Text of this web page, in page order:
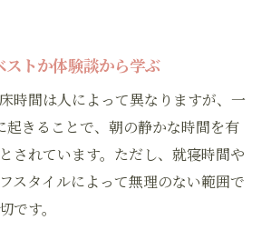
ストか体験談から学ぶ
時間は人によって異なりますが、一
起きることで、朝の静かな時間を有
されています。ただし、就寝時間や
スタイルによって無理のない範囲で
です。